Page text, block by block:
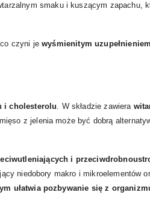
smaku i kuszącym zapachu,
co czyni jewyśmienitym
i cholesterolu. W składzie zawiera
z jelenia może być dobrą
i
niedobory makro i mikroelementów
ułatwia pozbywanie się z